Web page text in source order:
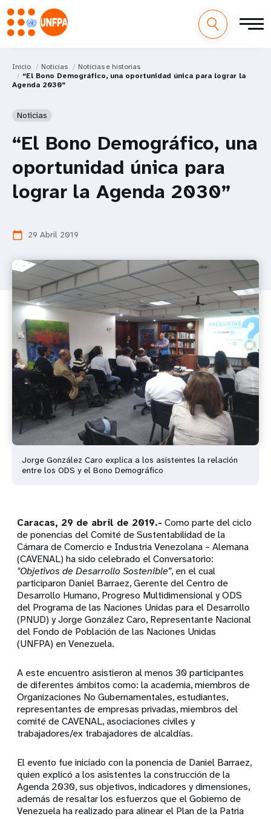
Inicio Noticias
Noticias e historias
“El Bono Demográfico, una oportunidad única para lograr la
Agenda 2030”
Noticias
“El Bono Demográfico, una
oportunidad única para
lograr la Agenda 2030”
calendar_today 29 Abril 2019
Jorge González Caro explica a los asistentes la relación
entre los ODS y el Bono Demográfico
Caracas, 29 de abril de 2019.- Como parte del ciclo
de ponencias del Comité de Sustentabilidad de la
Cámara de Comercio e Industria Venezolana – Alemana
(CAVENAL) ha sido celebrado el Conversatorio:
"Objetivos de Desarrollo Sostenible”, en el cual
participaron Daniel Barraez, Gerente del Centro de
Desarrollo Humano, Progreso Multidimensional y ODS
del Programa de las Naciones Unidas para el Desarrollo
(PNUD) y Jorge González Caro, Representante Nacional
del Fondo de Población de las Naciones Unidas
(UNFPA) en Venezuela.
A este encuentro asistieron al menos 30 participantes
de diferentes ámbitos como: la academia, miembros de
Organizaciones No Gubernamentales, estudiantes,
representantes de empresas privadas, miembros del
comité de CAVENAL, asociaciones civiles y
trabajadores/ex trabajadores de alcaldías.
El evento fue iniciado con la ponencia de Daniel Barraez,
quien explicó a los asistentes la construcción de la
Agenda 2030, sus objetivos, indicadores y dimensiones,
además de resaltar los esfuerzos que el Gobierno de
Venezuela ha realizado para alinear el Plan de la Patria